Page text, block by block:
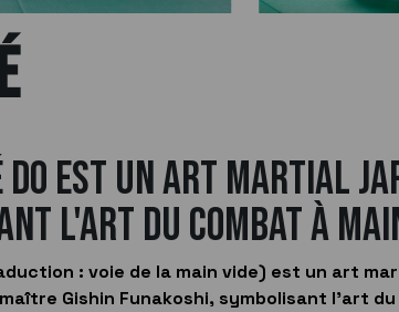
do est un art martial
l'art du combat à
: voie de la main vide) est un art
Gishin Funakoshi, symbolisant l'art